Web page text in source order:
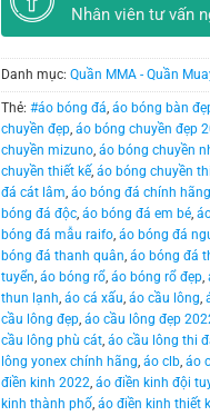
Nhân viên tư vấn
Danh mục: Quần MMA - Quần
Thẻ: #áo bóng đá, áo bóng bàn
chuyền đẹp, áo bóng chuyền đẹp
chuyền mizuno, áo bóng chuyền
chuyền thiết kế, áo bóng chuyền
đá cát lâm, áo bóng đá chính hãng
bóng đá độc, áo bóng đá em bé,
bóng đá mẫu raifo, áo bóng đá
bóng đá thanh quân, áo bóng đá
tuyển, áo bóng rổ, áo bóng rổ đẹp,
thun lạnh, áo cá xấu, áo cầu lông,
cầu lông đẹp, áo cầu lông đẹp
cầu lông phù cát, áo cầu lông thi
lông yonex chính hãng, áo clb, áo
điền kinh 2022, áo điền kinh đội
kinh thành phố, áo điền kinh thiết